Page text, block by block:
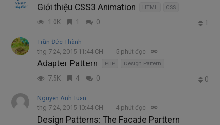
Giới thiệu CSS3 Animation HTML CSS
1.0K 1 0 1
Trần Đức Thành
thg 7 24, 2015 11:44 CH
5 phút đọc
Adapter Pattern PHP Design Pattern
7.5K 4 0 0
Nguyen Anh Tuan
thg 7 24, 2015 10:44 CH
4 phút đọc
Design Patterns: The Facade Parttern